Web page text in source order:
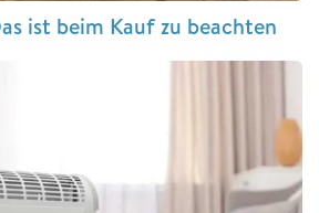
ist beim Kauf zu beachten